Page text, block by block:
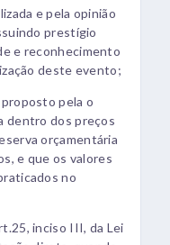
e pela opinião
prestígio
e reconhecimento
deste evento;
pela o
dentro dos preços
orçamentária
e que os valores
no
inciso III, da Lei